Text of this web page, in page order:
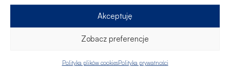
Akceptuję
Zobacz preferencje
Polityka plików cookiesPolityka prywatności
jak można wpływać na zdolność kredytową i
scoring kredytowy, tak aby zwiększyć możliwą
do otrzymania kwotę kredytu i szansę na
Przygotuję najkorzystniejsze oferty dla